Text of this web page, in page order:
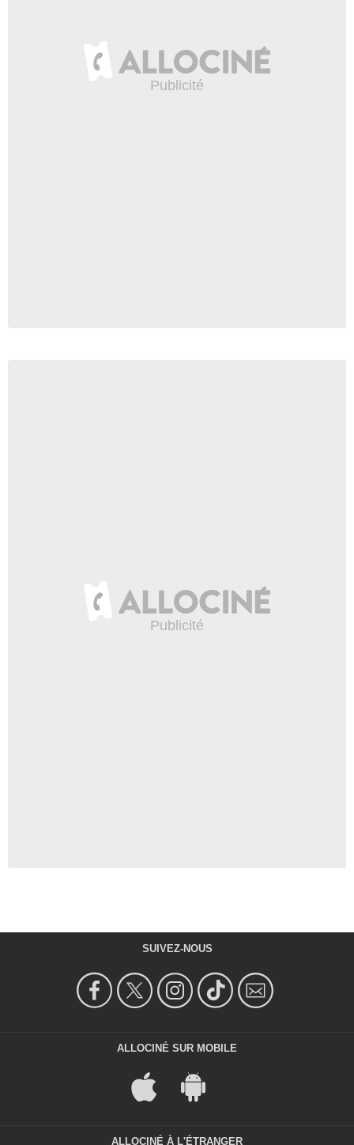
SUIVEZ-NOUS
ALLOCINÉ SUR MOBILE
ALLOCINÉ À L'ÉTRANGER